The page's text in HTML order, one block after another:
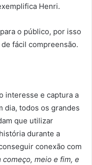
Henri.
o público, por isso
fácil compreensão.
interesse e captura a
dia, todos os grandes
que utilizar
durante a
conexão com
começo, meio e fim, e